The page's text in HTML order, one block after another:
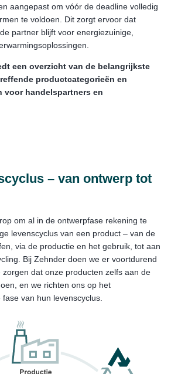
aangepast om vóór de deadline volledig
te voldoen. Dit zorgt ervoor dat
partner blijft voor energiezuinige,
een overzicht van de belangrijkste
productcategorieën en
voor handelspartners en
– van ontwerp tot
om al in de ontwerpfase rekening te
levenscyclus van een product – van de
via de productie en het gebruik, tot aan
Bij Zehnder doen we er voortdurend
dat onze producten zelfs aan de
en we richten ons op het
van hun levenscyclus.